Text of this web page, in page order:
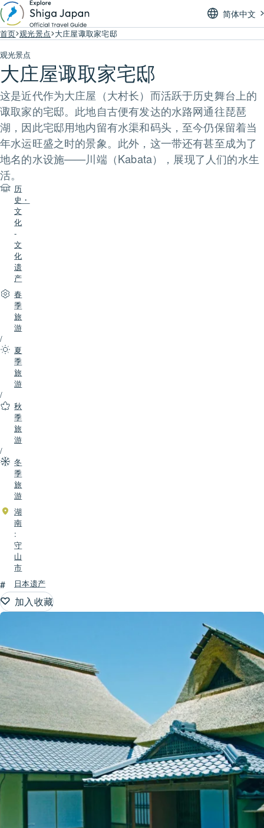
简体中文
首页 观光景点 大庄屋诹取家宅邸
观光景点
大庄屋诹取家宅邸
这是近代作为大庄屋（大村长）而活跃于历史舞台上的
诹取家的宅邸。此地自古便有发达的水路网通往琵琶
湖，因此宅邸用地内留有水渠和码头，至今仍保留着当
年水运旺盛之时的景象。此外，这一带还有甚至成为了
地名的水设施——川端（Kabata），展现了人们的水生
活。
历
史・
文
化
-
文
化
遗
产
春
季
旅
游
/
夏
季
旅
游
/
秋
季
旅
游
/
冬
季
旅
游
湖
南
:
守
山
市
# 日本遗产
加入收藏